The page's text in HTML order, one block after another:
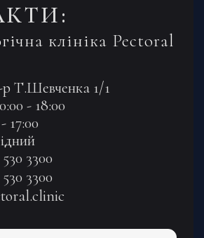
клініка Pectoral
р Т.Шевченка 1/1
- 18:00
17:00
3300
3300